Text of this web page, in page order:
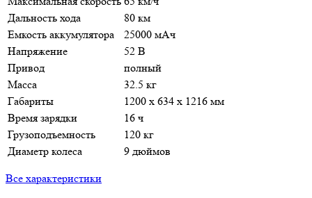
Дальность хода
80 км
Емкость аккумулятора
25000 мАч
Напряжение
52 В
Привод
полный
Масса
32.5 кг
Габариты
1200 х 634 х 1216 мм
Время зарядки
16 ч
Грузоподъемность
120 кг
Диаметр колеса
9 дюймов
Все характеристики